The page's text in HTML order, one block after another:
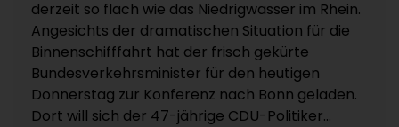
derzeit so flach wie das Niedrigwasser im Rhein.
Angesichts der dramatischen Situation für die
Binnenschifffahrt hat der frisch gekürte
Bundesverkehrsminister für den heutigen
Donnerstag zur Konferenz nach Bonn geladen.
Dort will sich der 47-jährige CDU-Politiker...